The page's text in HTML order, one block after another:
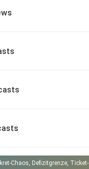
Chaos, Defizitgrenze,